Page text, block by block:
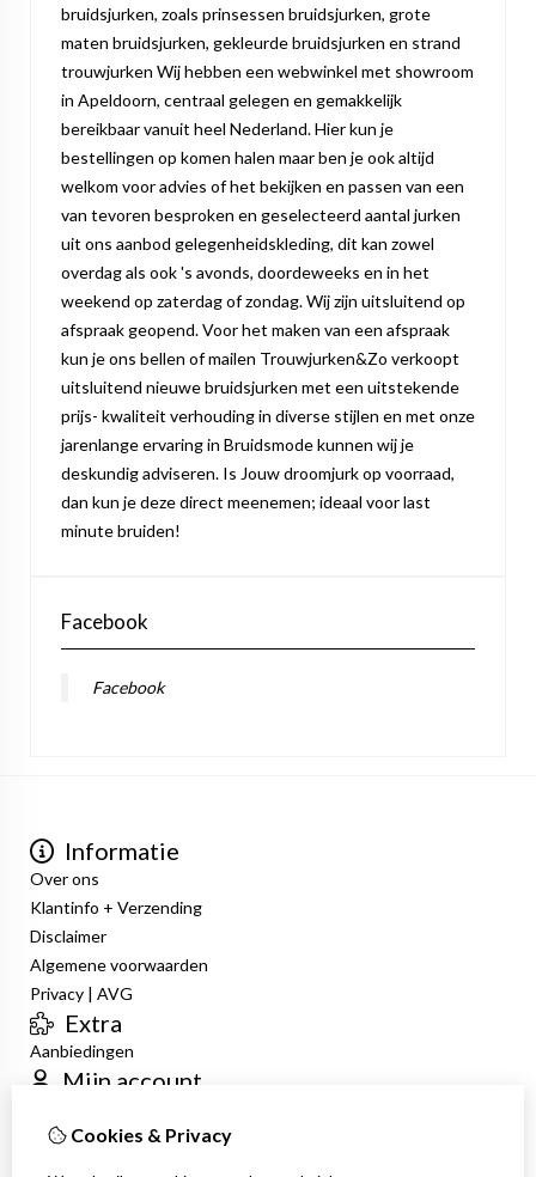
bruidsjurken, zoals prinsessen bruidsjurken, grote
maten bruidsjurken, gekleurde bruidsjurken en strand
trouwjurken Wij hebben een webwinkel met showroom
in Apeldoorn, centraal gelegen en gemakkelijk
bereikbaar vanuit heel Nederland. Hier kun je
bestellingen op komen halen maar ben je ook altijd
welkom voor advies of het bekijken en passen van een
van tevoren besproken en geselecteerd aantal jurken
uit ons aanbod gelegenheidskleding, dit kan zowel
overdag als ook 's avonds, doordeweeks en in het
weekend op zaterdag of zondag. Wij zijn uitsluitend op
afspraak geopend. Voor het maken van een afspraak
kun je ons bellen of mailen Trouwjurken&Zo verkoopt
uitsluitend nieuwe bruidsjurken met een uitstekende
prijs- kwaliteit verhouding in diverse stijlen en met onze
jarenlange ervaring in Bruidsmode kunnen wij je
deskundig adviseren. Is Jouw droomjurk op voorraad,
dan kun je deze direct meenemen; ideaal voor last
minute bruiden!
Facebook
Facebook
Informatie
Over ons
Klantinfo + Verzending
Disclaimer
Algemene voorwaarden
Privacy | AVG
Extra
Aanbiedingen
Mijn account
Bestelhistorie
Cookies & Privacy